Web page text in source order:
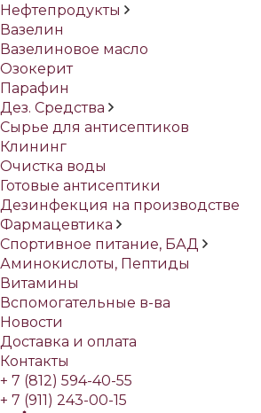
Нефтепродукты
Вазелин
Вазелиновое масло
Озокерит
Парафин
Дез. Средства
Сырье для антисептиков
Клининг
Очистка воды
Готовые антисептики
Дезинфекция на производстве
Фармацевтика
Спортивное питание, БАД
Аминокислоты, Пептиды
Витамины
Вспомогательные в-ва
Новости
Доставка и оплата
Контакты
+ 7 (812) 594-40-55
+ 7 (911) 243-00-15